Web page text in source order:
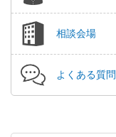
相談会場
よくある質問